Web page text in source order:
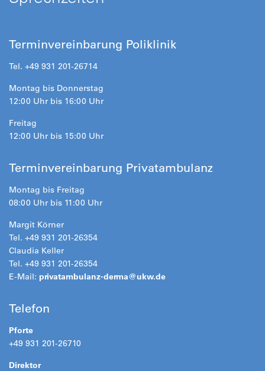
Terminvereinbarung Poliklinik
Tel. +49 931 201-26714
Montag bis Donnerstag
12:00 Uhr bis 16:00 Uhr
Freitag
12:00 Uhr bis 15:00 Uhr
Terminvereinbarung Privatambulanz
Montag bis Freitag
08:00 Uhr bis 11:00 Uhr
Margit Körner
Tel. +49 931 201-26354
Claudia Keller
Tel. +49 931 201-26354
E-Mail: privatambulanz-derma@ukw.de
Telefon
Pforte
+49 931 201-26710
Direktor